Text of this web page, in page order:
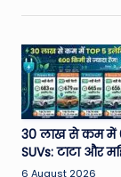
30 लाख से कम में
SUVs: टाटा और
6 August 2026